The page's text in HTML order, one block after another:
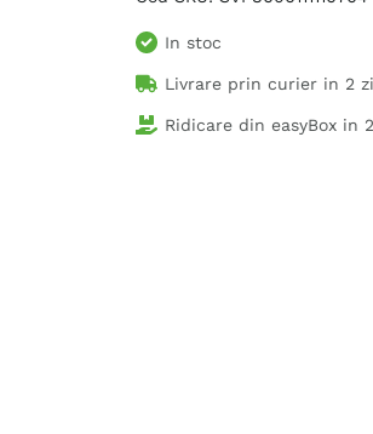
In stoc
Livrare prin curier in 2
Ridicare din easyBox in